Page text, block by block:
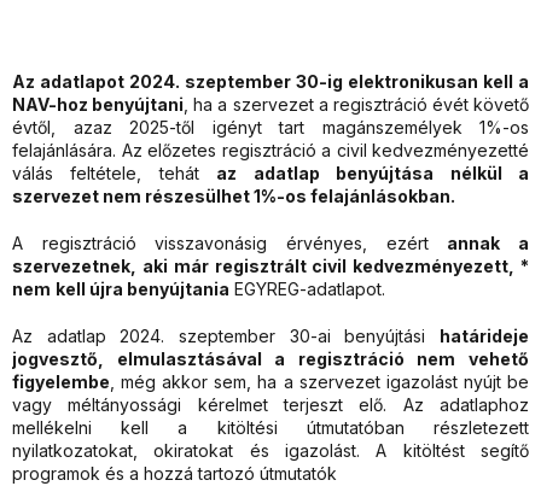
Az adatlapot 2024. szeptember 30-ig elektronikusan kell a
NAV-hoz benyújtani , ha a szervezet a regisztráció évét követő
évtől, azaz 2025-től igényt tart magánszemélyek 1%-os
felajánlására. Az előzetes regisztráció a civil kedvezményezetté
válás feltétele, tehát az adatlap benyújtása nélkül a
szervezet nem részesülhet 1%-os felajánlásokban.
A regisztráció visszavonásig érvényes, ezért annak a
szervezetnek, aki már regisztrált civil kedvezményezett, *
nem kell újra benyújtania EGYREG-adatlapot.
Az adatlap 2024. szeptember 30-ai benyújtási határideje
jogvesztő , elmulasztásával a regisztráció nem vehető
figyelembe , még akkor sem, ha a szervezet igazolást nyújt be
vagy méltányossági kérelmet terjeszt elő. Az adatlaphoz
mellékelni kell a kitöltési útmutatóban részletezett
nyilatkozatokat, okiratokat és igazolást. A kitöltést segítő
programok és a hozzá tartozó útmutatók